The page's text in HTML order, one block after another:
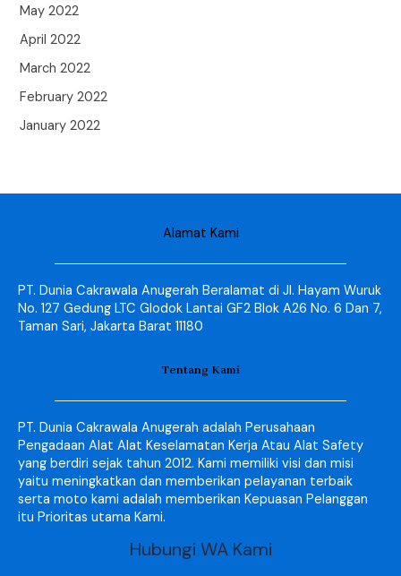
May 2022
April 2022
March 2022
February 2022
January 2022
Alamat Kami
PT. Dunia Cakrawala Anugerah Beralamat di Jl. Hayam Wuruk
No. 127 Gedung LTC Glodok Lantai GF2 Blok A26 No. 6 Dan 7,
Taman Sari, Jakarta Barat 11180
Tentang Kami
PT. Dunia Cakrawala Anugerah adalah Perusahaan
Pengadaan Alat Alat Keselamatan Kerja Atau Alat Safety
yang berdiri sejak tahun 2012. Kami memiliki visi dan misi
yaitu meningkatkan dan memberikan pelayanan terbaik
serta moto kami adalah memberikan Kepuasan Pelanggan
itu Prioritas utama Kami.
Hubungi WA Kami